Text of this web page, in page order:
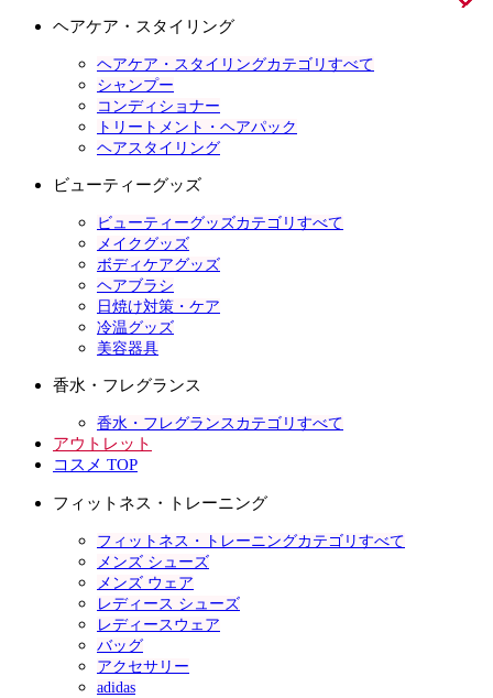
ヘアケア・スタイリング
ヘアケア・スタイリングカテゴリすべて
シャンプー
コンディショナー
トリートメント・ヘアパック
ヘアスタイリング
ビューティーグッズ
ビューティーグッズカテゴリすべて
メイクグッズ
ボディケアグッズ
ヘアブラシ
日焼け対策・ケア
冷温グッズ
美容器具
香水・フレグランス
香水・フレグランスカテゴリすべて
アウトレット
コスメ TOP
フィットネス・トレーニング
フィットネス・トレーニングカテゴリすべて
メンズ シューズ
メンズ ウェア
レディース シューズ
レディースウェア
バッグ
アクセサリー
adidas